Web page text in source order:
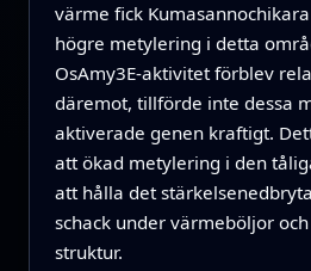
värme fick
högre metylering i detta
OsAmy3E-aktivitet förblev
däremot, tillförde inte dessa
aktiverade genen kraftigt.
att ökad metylering i den
att hålla det
schack under värmeböljor
struktur.